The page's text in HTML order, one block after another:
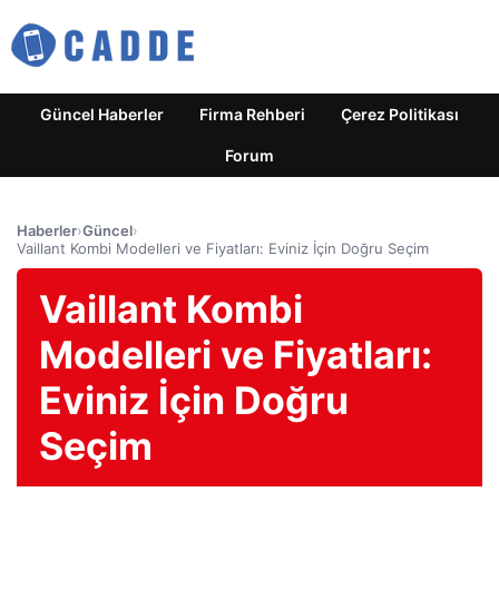
Güncel Haberler Firma Rehberi Çerez Politikası
Forum
Haberler›Güncel›
Vaillant Kombi Modelleri ve Fiyatları: Eviniz İçin Doğru Seçim
Vaillant Kombi
Modelleri ve Fiyatları:
Eviniz İçin Doğru
Seçim